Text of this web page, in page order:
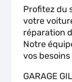
Profitez du
votre
réparation
Notre
vos
GARAGE